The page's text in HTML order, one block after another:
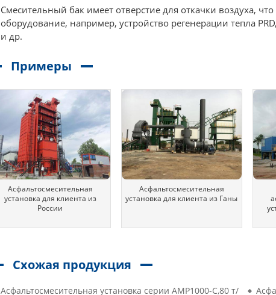
Смесительный бак имеет отверстие для откачки воздуха,
оборудование, например, устройство регенерации тепла
и др.
Примеры
Асфальтосмесительная
установка для клиента из
России
Асфальтосмесительная
установка для клиента из Ганы
Схожая продукция
Асфальтосмесительная установка серии AMP1000-C,80 т/